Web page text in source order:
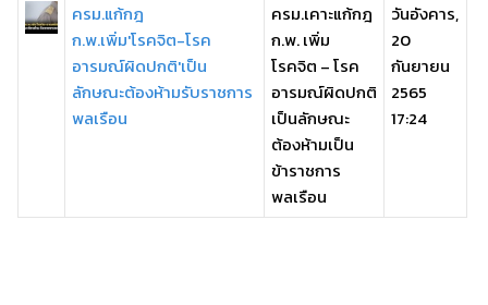
ครม.แก้กฎ
ก.พ.เพิ่ม'โรคจิต-โรค
อารมณ์ผิดปกติ'เป็น
ลักษณะต้องห้ามรับราชการ
พลเรือน
ครม.เคาะแก้กฎ
ก.พ. เพิ่ม
โรคจิต – โรค
อารมณ์ผิดปกติ
เป็นลักษณะ
ต้องห้ามเป็น
ข้าราชการ
พลเรือน
วันอังคาร,
20
กันยายน
2565
17:24